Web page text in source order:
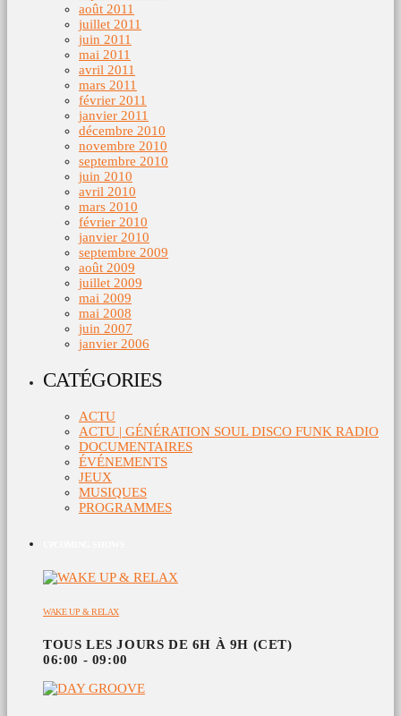
août 2011
juillet 2011
juin 2011
mai 2011
avril 2011
mars 2011
février 2011
janvier 2011
décembre 2010
novembre 2010
septembre 2010
juin 2010
avril 2010
mars 2010
février 2010
janvier 2010
septembre 2009
août 2009
juillet 2009
mai 2009
mai 2008
juin 2007
janvier 2006
CATÉGORIES
ACTU
ACTU | GÉNÉRATION SOUL DISCO FUNK RADIO
DOCUMENTAIRES
ÉVÉNEMENTS
JEUX
MUSIQUES
PROGRAMMES
WAKE UP & RELAX
TOUS LES JOURS DE 6H À 9H (CET)
06:00 - 09:00